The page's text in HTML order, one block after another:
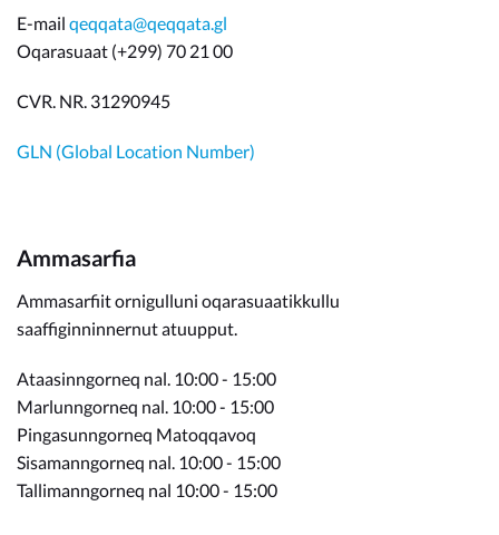
E-mail qeqqata@qeqqata.gl
Oqarasuaat (+299) 70 21 00
CVR. NR. 31290945
GLN (Global Location Number)
Ammasarfia
Ammasarfiit ornigulluni oqarasuaatikkullu
saaffiginninnernut atuupput.
Ataasinngorneq nal. 10:00 - 15:00
Marlunngorneq nal. 10:00 - 15:00
Pingasunngorneq Matoqqavoq
Sisamanngorneq nal. 10:00 - 15:00
Tallimanngorneq nal 10:00 - 15:00